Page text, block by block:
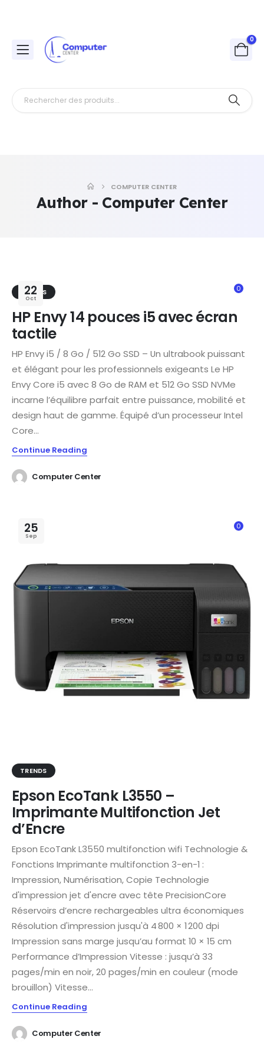
0
COMPUTER CENTER
Author - Computer Center
22
Oct
0
TRENDS
HP Envy 14 pouces i5 avec écran
tactile
HP Envy i5 / 8 Go / 512 Go SSD – Un ultrabook puissant
et élégant pour les professionnels exigeants Le HP
Envy Core i5 avec 8 Go de RAM et 512 Go SSD NVMe
incarne l’équilibre parfait entre puissance, mobilité et
design haut de gamme. Équipé d’un processeur Intel
Core...
Continue Reading
Computer Center
25
Sep
0
TRENDS
Epson EcoTank L3550 –
Imprimante Multifonction Jet
d’Encre
Epson EcoTank L3550 multifonction wifi Technologie &
Fonctions Imprimante multifonction 3-en-1 :
Impression, Numérisation, Copie Technologie
d'impression jet d'encre avec tête PrecisionCore
Réservoirs d’encre rechargeables ultra économiques
Résolution d'impression jusqu'à 4 800 × 1 200 dpi
Impression sans marge jusqu’au format 10 × 15 cm
Performance d’Impression Vitesse : jusqu’à 33
pages/min en noir, 20 pages/min en couleur (mode
brouillon) Vitesse...
Continue Reading
Computer Center